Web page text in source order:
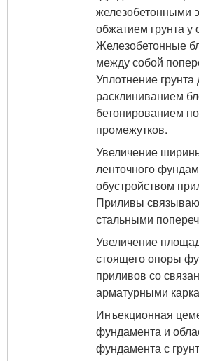
железобетонными
обжатием грунта у
Железобетонные
между собой
Уплотнение грунта
расклиниванием
бетонированием
промежутков.
Увеличение
ленточного
обустройством
Приливы
стальными
Увеличение
стоящего опоры
приливов со
арматурными
Инъекционная
фундамента и
фундамента с